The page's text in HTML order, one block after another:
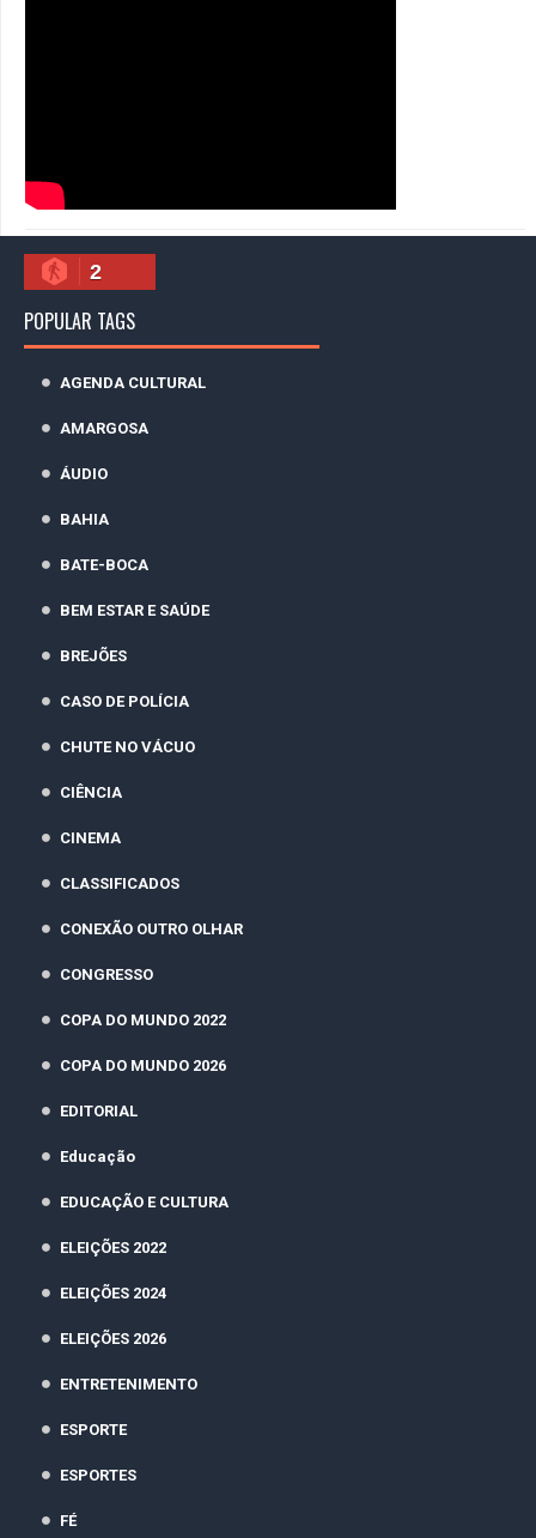
2
POPULAR TAGS
AGENDA CULTURAL
AMARGOSA
ÁUDIO
BAHIA
BATE-BOCA
BEM ESTAR E SAÚDE
BREJÕES
CASO DE POLÍCIA
CHUTE NO VÁCUO
CIÊNCIA
CINEMA
CLASSIFICADOS
CONEXÃO OUTRO OLHAR
CONGRESSO
COPA DO MUNDO 2022
COPA DO MUNDO 2026
EDITORIAL
Educação
EDUCAÇÃO E CULTURA
ELEIÇÕES 2022
ELEIÇÕES 2024
ELEIÇÕES 2026
ENTRETENIMENTO
ESPORTE
ESPORTES
FÉ